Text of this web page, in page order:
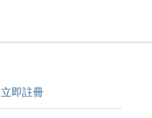
立即註冊